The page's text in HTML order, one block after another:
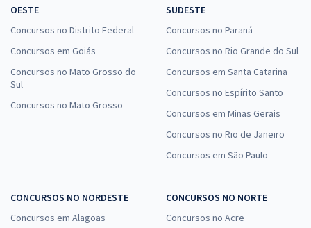
OESTE
Concursos no Distrito Federal
Concursos em Goiás
Concursos no Mato Grosso do
Sul
Concursos no Mato Grosso
SUDESTE
Concursos no Paraná
Concursos no Rio Grande do Sul
Concursos em Santa Catarina
Concursos no Espírito Santo
Concursos em Minas Gerais
Concursos no Rio de Janeiro
Concursos em São Paulo
CONCURSOS NO NORDESTE
Concursos em Alagoas
CONCURSOS NO NORTE
Concursos no Acre